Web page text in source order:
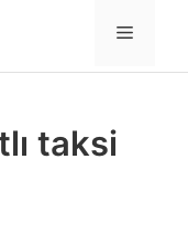
MENÜ
taksi